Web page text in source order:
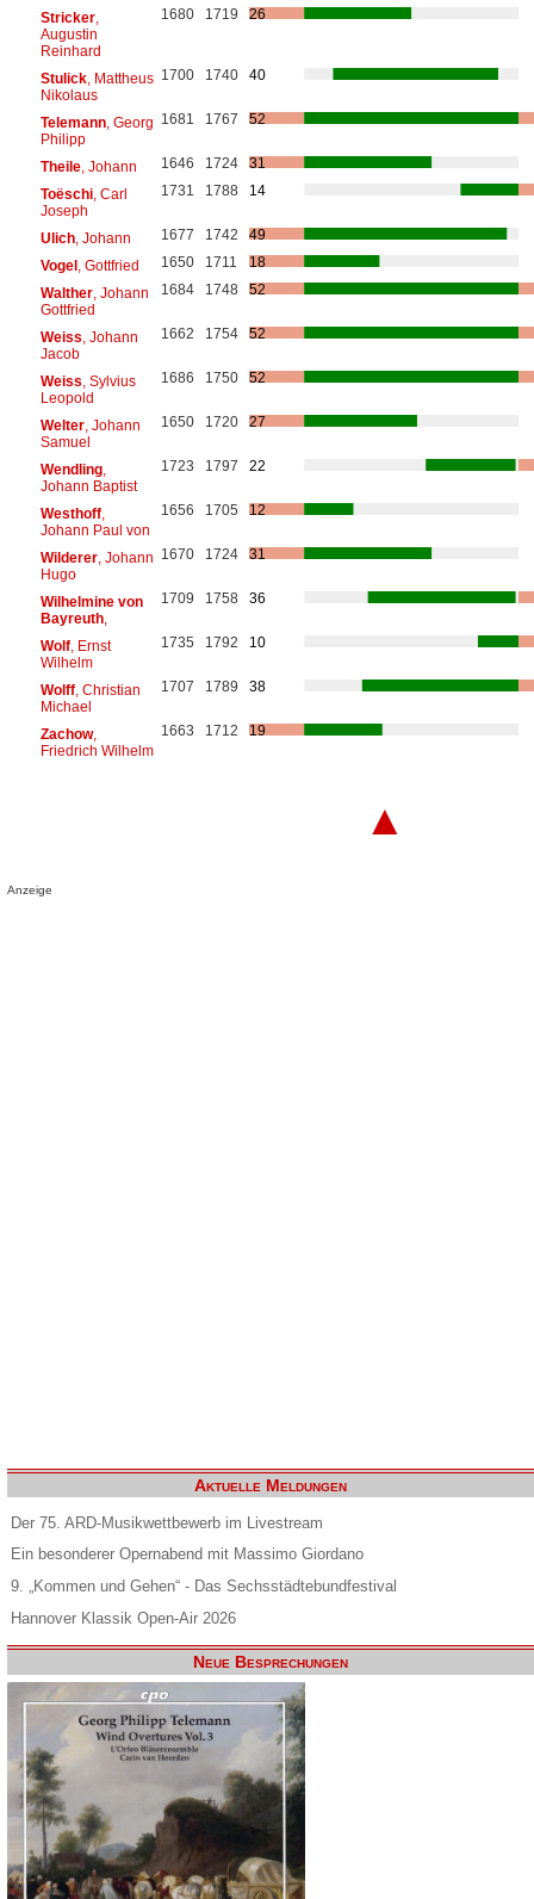
Stricker,
Augustin
Reinhard
1680 1719 26
Stulick, Mattheus
Nikolaus
1700 1740 40
Telemann, Georg
Philipp
1681 1767 52
Theile, Johann 1646 1724
31
Toëschi, Carl
Joseph
1731 1788 14
Ulich, Johann 1677 1742
49
Vogel, Gottfried 1650 1711
18
Walther, Johann
Gottfried
1684 1748 52
Weiss , Johann
Jacob
1662 1754 52
Weiss , Sylvius
Leopold
1686 1750 52
Welter, Johann
Samuel
1650 1720 27
Wendling,
Johann Baptist
1723 1797 22
Westhoff,
Johann Paul von
1656 1705 12
Wilderer, Johann
Hugo
1670 1724 31
Wilhelmine von
Bayreuth,
1709 1758 36
Wolf, Ernst
Wilhelm
1735 1792 10
Wolff, Christian
Michael
1707 1789 38
Zachow,
Friedrich Wilhelm
1663 1712 19
▲
Anzeige
Aktuelle Meldungen
Der 75. ARD-Musikwettbewerb im Livestream
Ein besonderer Opernabend mit Massimo Giordano
9. „Kommen und Gehen“ - Das Sechsstädtebundfestival
Hannover Klassik Open-Air 2026
Neue Besprechungen